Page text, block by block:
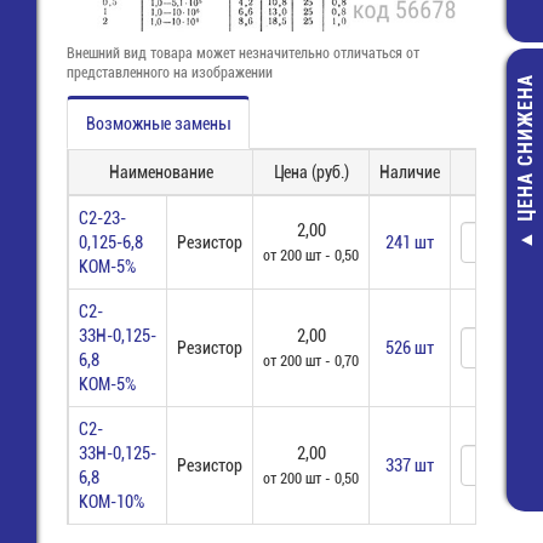
Разъем 6
ЦЕНА СНИЖЕНА
Внешний вид товара может незначительно отличаться от
представленного на изображении
Возможные замены
Наименование Цена (руб.) Наличие Заказ
С2-23-
0,125-6,8
КОМ-5%
Резистор
2,00
от 200 шт - 0,50
241 шт
С2-
33Н-0,125-
6,8
КОМ-5%
Резистор
2,00
от 200 шт - 0,70
526 шт
С2-
33Н-0,125-
6,8
КОМ-10%
Резистор
2,00
от 200 шт - 0,50
337 шт